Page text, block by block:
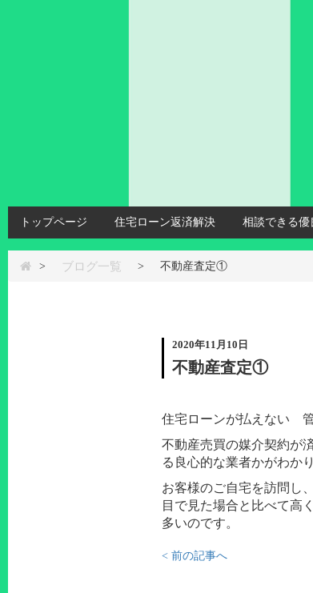
トップページ 住宅ローン返済解決 相談できる優
> ブログ一覧 > 不動産査定①
2020年11月10日
不動産査定①
住宅ローンが払えない 管
不動産売買の媒介契約が
る良心的な業者かがわか
お客様のご自宅を訪問し
目で見た場合と比べて高
多いのです。
< 前の記事へ